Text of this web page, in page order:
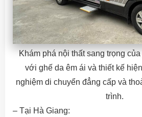
Khám phá nội thất sang trọng
với ghế da êm ái và thiết kế
nghiệm di chuyển đẳng cấp và
trình.
– Tại Hà Giang: